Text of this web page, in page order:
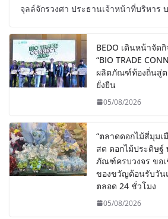
จุลล์จักรวงศา ประธานเจ้าหน้าที่บริหาร
BEDO เดินหน้าจัด
“BIO TRADE
ผลิตภัณฑ์ท้องถิ่นสู่ต
ยั่งยืน
05/08/2026
“ตลาดดอกไม้สี่มุมเ
สด ดอกไม้ประดิษฐ์
ภัณฑ์ครบวงจร ขอ
ของขวัญต้อนรับวัน
ตลอด 24 ชั่วโมง
05/08/2026